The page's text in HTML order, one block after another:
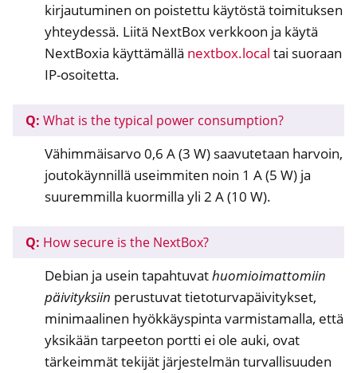
kirjautuminen on poistettu käytöstä toimituksen
yhteydessä. Liitä NextBox verkkoon ja käytä
NextBoxia käyttämällä nextbox.local tai suoraan
IP-osoitetta.
Q: What is the typical power consumption?
Vähimmäisarvo 0,6 A (3 W) saavutetaan harvoin,
joutokäynnillä useimmiten noin 1 A (5 W) ja
suuremmilla kuormilla yli 2 A (10 W).
Q: How secure is the NextBox?
Debian ja usein tapahtuvathuomioimattomiin
päivityksiin perustuvat tietoturvapäivitykset,
minimaalinen hyökkäyspinta varmistamalla, että
yksikään tarpeeton portti ei ole auki, ovat
tärkeimmät tekijät järjestelmän turvallisuuden